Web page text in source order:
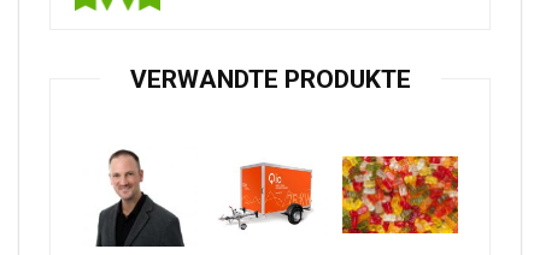
VERWANDTE PRODUKTE